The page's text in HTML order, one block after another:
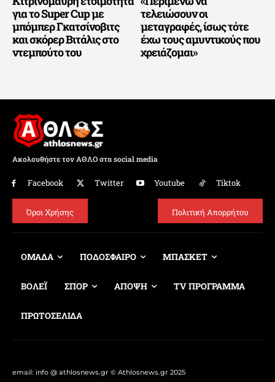
για το Super Cup με
μπόμπερ Γκατσίνοβιτς
και σκόρερ Βιτάλις στο
ντεμπούτο του
τελειώσουν οι
μεταγραφές, ίσως τότε
έχω τους αμυντικούς που
χρειάζομαι»
Ακολουθήστε τον ΑΘΛΟ στα social media
Facebook Twitter Youtube Tiktok
Όροι Χρήσης Πολιτική Απορρήτου
ΟΜΑΔΑ ΠΟΔΟΣΦΑΙΡΟ ΜΠΑΣΚΕΤ
ΒΟΛΕΪ ΣΠΟΡ ΑΠΟΨΗ TV ΠΡΟΓΡΑΜΜΑ
ΠΡΩΤΟΣΕΛΙΔΑ
email: info @ athlosnews.gr © Athlosnews.gr 2025